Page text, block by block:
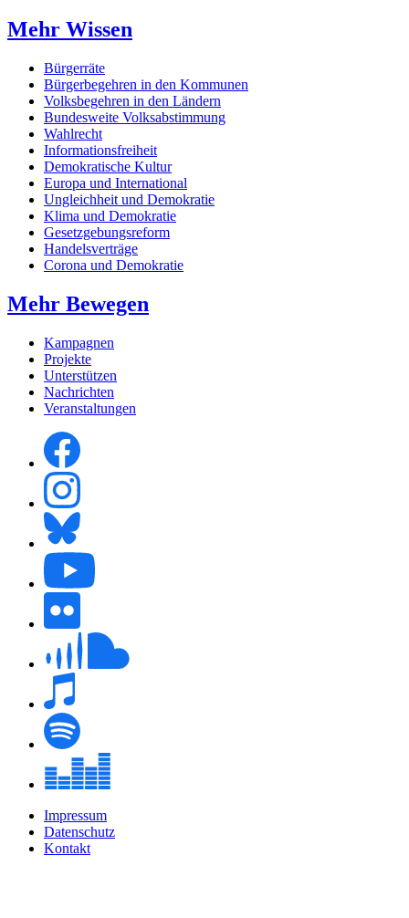
Mehr Wissen
Bürgerräte
Bürgerbegehren in den Kommunen
Volksbegehren in den Ländern
Bundesweite Volksabstimmung
Wahlrecht
Informationsfreiheit
Demokratische Kultur
Europa und International
Ungleichheit und Demokratie
Klima und Demokratie
Gesetzgebungsreform
Handelsverträge
Corona und Demokratie
Mehr Bewegen
Kampagnen
Projekte
Unterstützen
Nachrichten
Veranstaltungen
Impressum
Datenschutz
Kontakt